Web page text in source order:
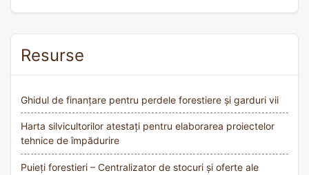
Resurse
Ghidul de finanțare pentru perdele forestiere și garduri vii
Harta silvicultorilor atestați pentru elaborarea proiectelor
tehnice de împădurire
Puieți forestieri – Centralizator de stocuri și oferte ale